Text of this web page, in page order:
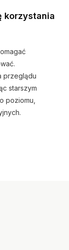
korzystania
przeglądu
starszym
poziomu,